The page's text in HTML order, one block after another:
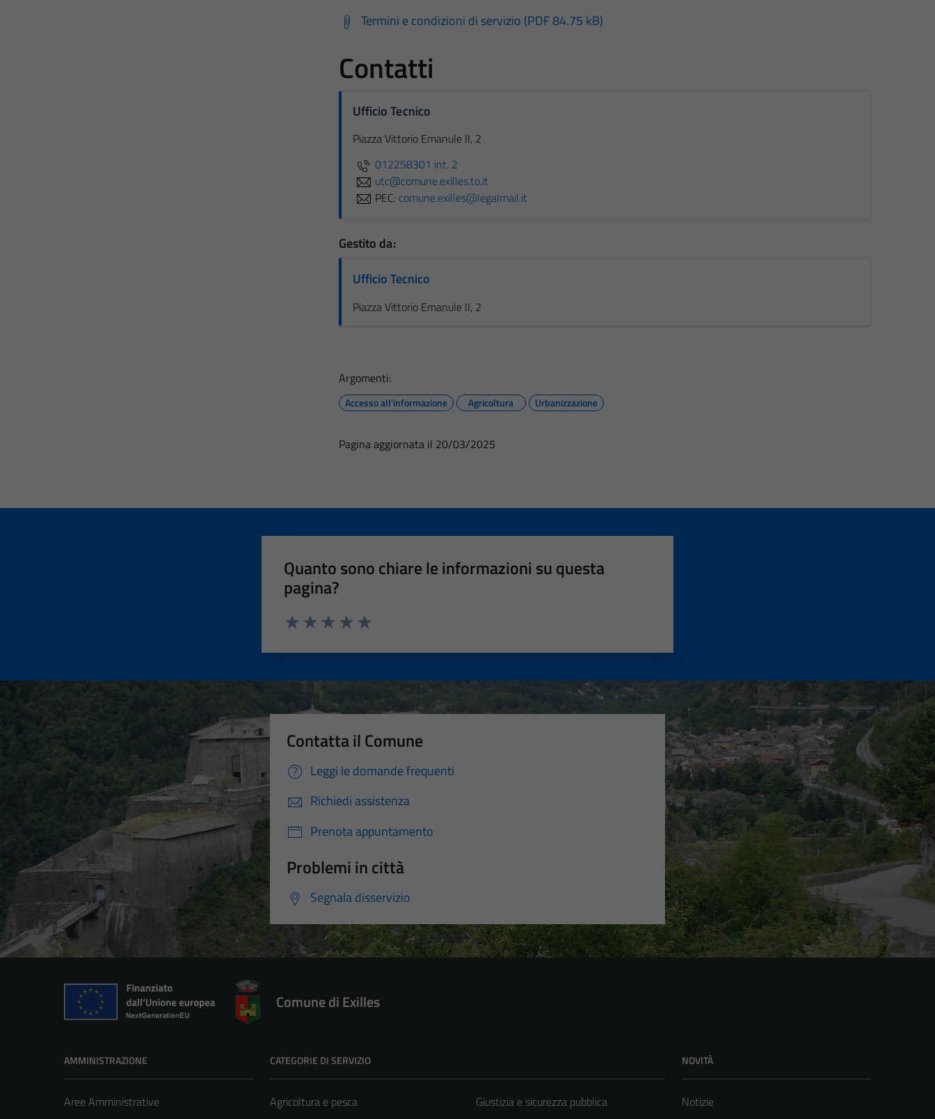
Termini e condizioni di servizio (PDF 84.75 kB)
Contatti
Ufficio Tecnico
Piazza Vittorio Emanule II, 2
012258301 int. 2
utc@comune.exilles.to.it
PEC: comune.exilles@legalmail.it
Gestito da:
Ufficio Tecnico
Piazza Vittorio Emanule II, 2
Argomenti:
Accesso all'informazione Agricoltura Urbanizzazione
Pagina aggiornata il 20/03/2025
Quanto sono chiare le informazioni su questa
pagina?
Contatta il Comune
Leggi le domande frequenti
Richiedi assistenza
Prenota appuntamento
Problemi in città
Segnala disservizio
Comune di Exilles
AMMINISTRAZIONE
Aree Amministrative
CATEGORIE DI SERVIZIO
Agricoltura e pesca
Giustizia e sicurezza pubblica
NOVITÀ
Notizie